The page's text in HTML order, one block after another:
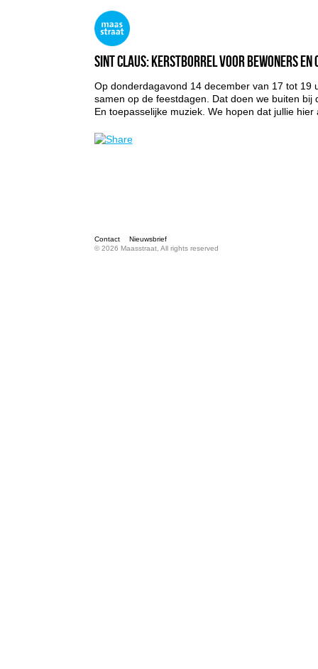
Sint Claus: kerstborrel voor bewoners en
Op donderdagavond 14 december van 17 tot
samen op de feestdagen. Dat doen we buiten
En toepasselijke muziek. We hopen dat jullie
Contact
Nieuwsbrief
© 2026 Maasstraat, All rights reserved